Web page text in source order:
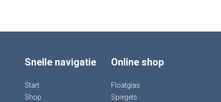
Snelle navigatie
Start
Shop
Online shop
Floatglas
Spiegels